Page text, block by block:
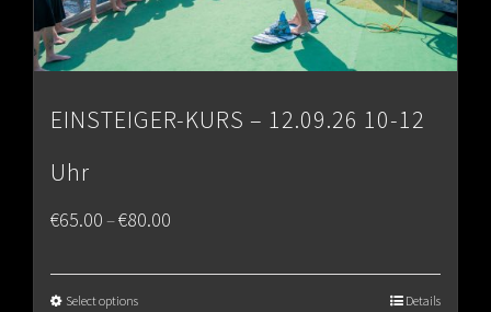
EINSTEIGER-KURS – 12.09.26 10-12
Uhr
€65.00–€80.00
Select options Details